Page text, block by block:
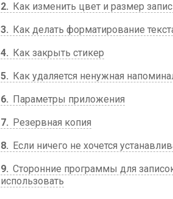
2
Как изменить цвет и размер
3
Как делать форматирование
4
Как закрыть стикер
5
Как удаляется ненужная
6
Параметры приложения
7
Резервная копия
8
Если ничего не хочется
9 Сторонние программы для
использовать